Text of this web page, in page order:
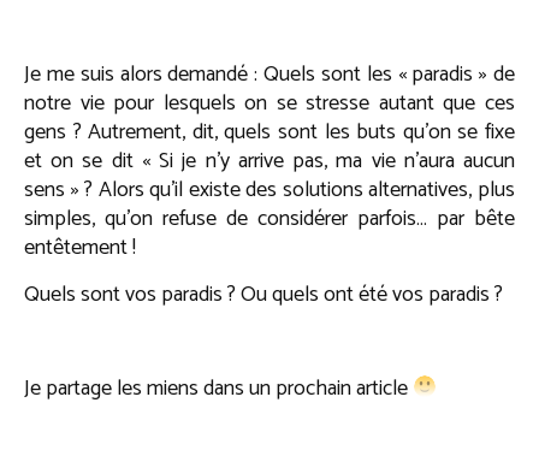
Je me suis alors demandé : Quels sont les « paradis » de
notre vie pour lesquels on se stresse autant que ces
gens ? Autrement, dit, quels sont les buts qu’on se fixe
et on se dit « Si je n’y arrive pas, ma vie n’aura aucun
sens » ? Alors qu’il existe des solutions alternatives, plus
simples, qu’on refuse de considérer parfois… par bête
entêtement !
Quels sont vos paradis ? Ou quels ont été vos paradis ?
Je partage les miens dans un prochain article